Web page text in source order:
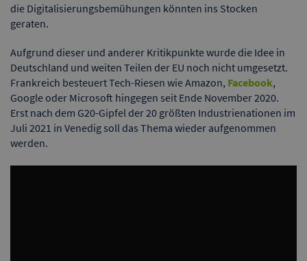
die Digitalisierungsbemühungen könnten ins Stocken
geraten.
Aufgrund dieser und anderer Kritikpunkte wurde die Idee in
Deutschland und weiten Teilen der EU noch nicht umgesetzt.
Frankreich besteuert Tech-Riesen wie Amazon, Facebook,
Google oder Microsoft hingegen seit Ende November 2020.
Erst nach dem G20-Gipfel der 20 größten Industrienationen im
Juli 2021 in Venedig soll das Thema wieder aufgenommen
werden.